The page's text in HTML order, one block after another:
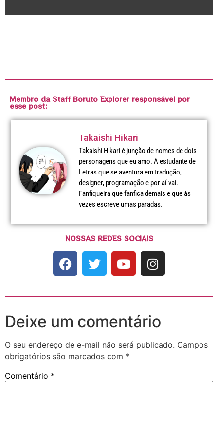
Membro da Staff Boruto Explorer responsável por
esse post:
Takaishi Hikari
Takaishi Hikari é junção de nomes de dois
personagens que eu amo. A estudante de
Letras que se aventura em tradução,
designer, programação e por aí vai.
Fanfiqueira que fanfica demais e que às
vezes escreve umas paradas.
NOSSAS REDES SOCIAIS
Deixe um comentário
O seu endereço de e-mail não será publicado. Campos
obrigatórios são marcados com *
Comentário *